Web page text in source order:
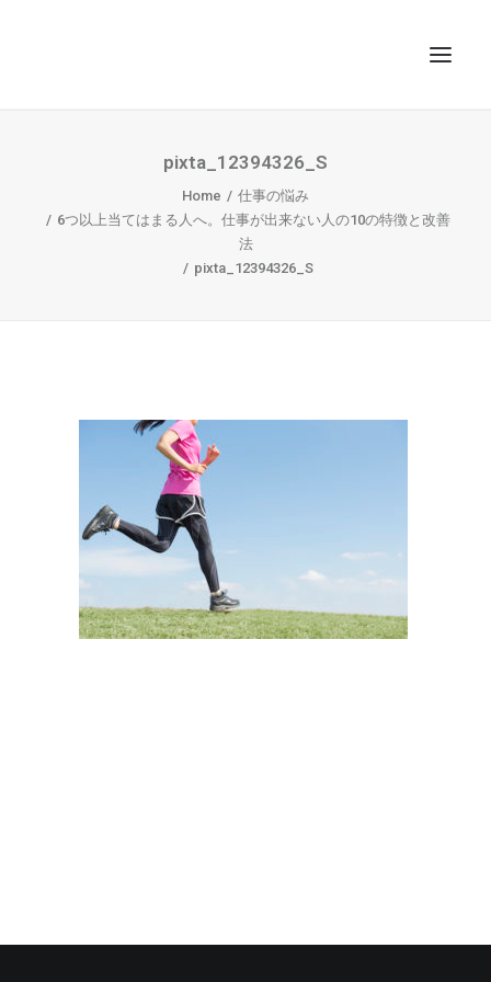
pixta_12394326_S
Home
仕事の悩み
6つ以上当てはまる人へ。仕事が出来ない人の10の特徴と改善
法
pixta_12394326_S